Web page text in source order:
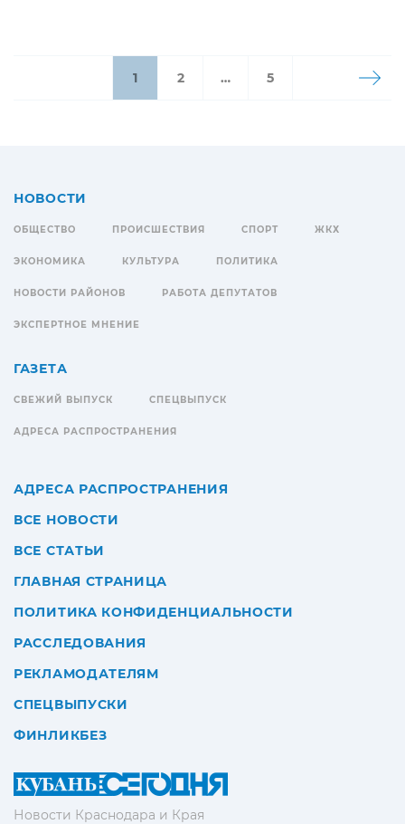
1 2 … 5
Новости Краснодара и Края
НОВОСТИ
ОБЩЕСТВО ПРОИСШЕСТВИЯ СПОРТ ЖКХ
ЭКОНОМИКА КУЛЬТУРА ПОЛИТИКА
НОВОСТИ РАЙОНОВ РАБОТА ДЕПУТАТОВ
ЭКСПЕРТНОЕ МНЕНИЕ
ГАЗЕТА
СВЕЖИЙ ВЫПУСК СПЕЦВЫПУСК
АДРЕСА РАСПРОСТРАНЕНИЯ
АДРЕСА РАСПРОСТРАНЕНИЯ
ВСЕ НОВОСТИ
ВСЕ СТАТЬИ
ГЛАВНАЯ СТРАНИЦА
ПОЛИТИКА КОНФИДЕНЦИАЛЬНОСТИ
РАССЛЕДОВАНИЯ
РЕКЛАМОДАТЕЛЯМ
СПЕЦВЫПУСКИ
ФИНЛИКБЕЗ